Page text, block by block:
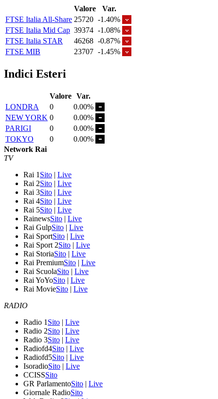
Valore
Var.
FTSE Italia All-Share 25720 -1.40%
FTSE Italia Mid Cap 39374 -1.08%
FTSE Italia STAR
46268 -0.87%
FTSE MIB
23707 -1.45%
Indici Esteri
Valore Var.
LONDRA
0
0.00%
NEW YORK 0
0.00%
PARIGI
0
0.00%
TOKYO
0
0.00%
Network Rai
TV
Rai 1 Sito | Live
Rai 2Sito | Live
Rai 3Sito | Live
Rai 4Sito | Live
Rai 5Sito | Live
RainewsSito | Live
Rai GulpSito | Live
Rai SportSito | Live
Rai Sport 2Sito | Live
Rai StoriaSito | Live
Rai PremiumSito | Live
Rai ScuolaSito | Live
Rai YoYoSito | Live
Rai MovieSito | Live
RADIO
Radio 1 Sito | Live
Radio 2Sito | Live
Radio 3Sito | Live
Radiofd4Sito | Live
Radiofd5Sito | Live
IsoradioSito | Live
CCISSSito
GR ParlamentoSito | Live
Giornale RadioSito